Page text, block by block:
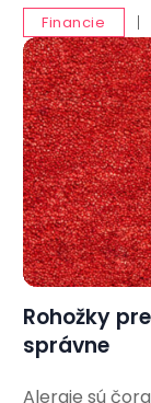
Financie
Rohožky
správne
Alergie sú